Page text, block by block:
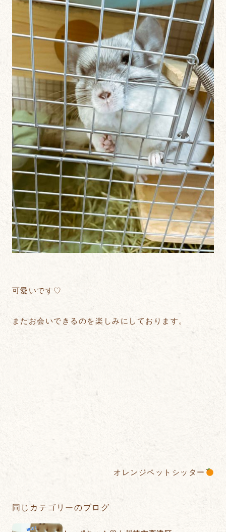
可愛いです♡
またお会いできるのを楽しみにしております。
オレンジペットシッター
同じカテゴリーのブログ